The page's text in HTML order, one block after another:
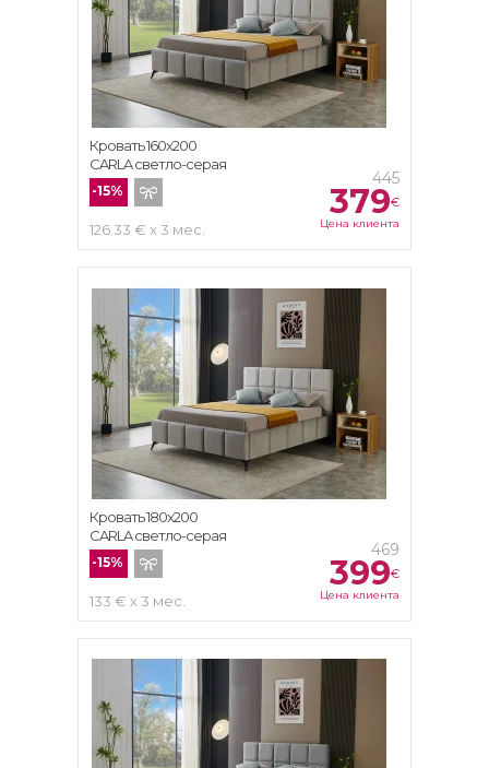
445
379€
Цена клиента
-15%
126.33 € x 3 мес.
Кровать 160x200
CARLA светло-серая
469
399€
Цена клиента
-15%
133 € x 3 мес.
Кровать 180x200
CARLA светло-серая